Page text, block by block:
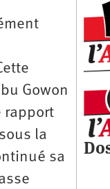
Gowon
rapport
la
sa